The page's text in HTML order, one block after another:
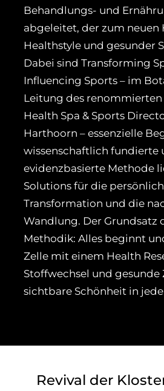
Behandlungs- und
abgeleitet, der zum neuen
Healthstyle und gesunder
Dabei sind Transforming
Influencing Sports – im
Leitung des renommierten
Health Spa & Sports
Harthoorn – essenzielle
wissenschaftlich fundierte
evidenzbasierte Methode
Solutions für die
Transformation und die
Wandlung. Der Grundsatz
Methodik: Alles beginnt
Zelle mit einem Health
Stoffwechsel und
sichtbare Schönheit in
Revival der